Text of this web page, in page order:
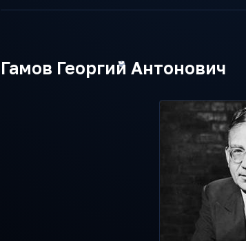
Гамов Георгий Антонович